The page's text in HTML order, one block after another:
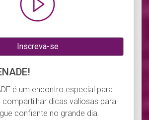
Inscreva-se
é um encontro especial para
compartilhar dicas valiosas para
confiante no grande dia.